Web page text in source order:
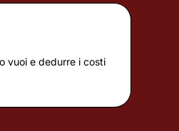
vuoi e dedurre i costi